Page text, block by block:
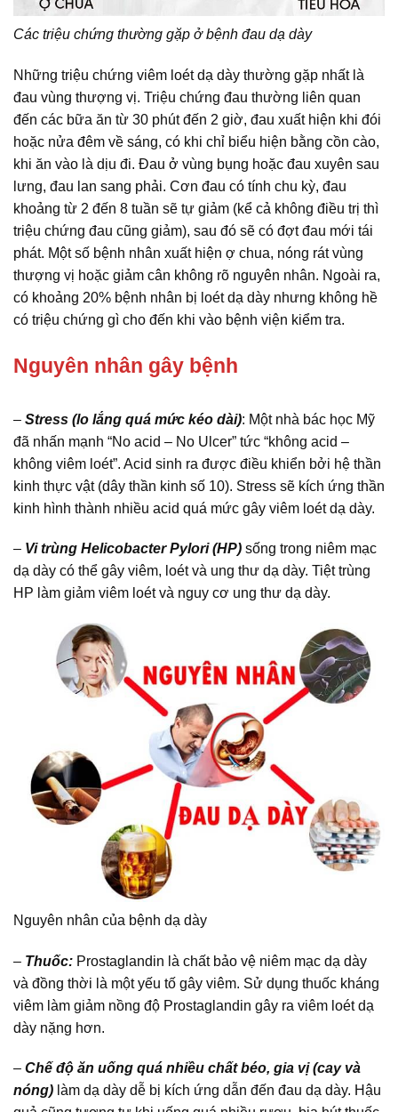
Các triệu chứng thường gặp ở bệnh đau dạ dày
Những triệu chứng viêm loét dạ dày thường gặp nhất là
đau vùng thượng vị. Triệu chứng đau thường liên quan
đến các bữa ăn từ 30 phút đến 2 giờ, đau xuất hiện khi đói
hoặc nửa đêm về sáng, có khi chỉ biểu hiện bằng cồn cào,
khi ăn vào là dịu đi. Đau ở vùng bụng hoặc đau xuyên sau
lưng, đau lan sang phải. Cơn đau có tính chu kỳ, đau
khoảng từ 2 đến 8 tuần sẽ tự giảm (kể cả không điều trị thì
triệu chứng đau cũng giảm), sau đó sẽ có đợt đau mới tái
phát. Một số bệnh nhân xuất hiện ợ chua, nóng rát vùng
thượng vị hoặc giảm cân không rõ nguyên nhân. Ngoài ra,
có khoảng 20% bệnh nhân bị loét dạ dày nhưng không hề
có triệu chứng gì cho đến khi vào bệnh viện kiểm tra.
Nguyên nhân gây bệnh
– Stress (lo lắng quá mức kéo dài): Một nhà bác học Mỹ
đã nhấn mạnh “No acid – No Ulcer” tức “không acid –
không viêm loét”. Acid sinh ra được điều khiển bởi hệ thần
kinh thực vật (dây thần kinh số 10). Stress sẽ kích ứng thần
kinh hình thành nhiều acid quá mức gây viêm loét dạ dày.
– Vi trùng Helicobacter Pylori (HP) sống trong niêm mạc
dạ dày có thể gây viêm, loét và ung thư dạ dày. Tiệt trùng
HP làm giảm viêm loét và nguy cơ ung thư dạ dày.
Nguyên nhân của bệnh dạ dày
– Thuốc: Prostaglandin là chất bảo vệ niêm mạc dạ dày
và đồng thời là một yếu tố gây viêm. Sử dụng thuốc kháng
viêm làm giảm nồng độ Prostaglandin gây ra viêm loét dạ
dày nặng hơn.
– Chế độ ăn uống quá nhiều chất béo, gia vị (cay và
nóng) làm dạ dày dễ bị kích ứng dẫn đến đau dạ dày. Hậu